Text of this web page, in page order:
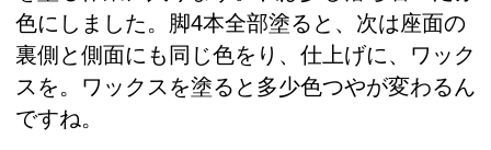
色にしました。脚4本全部塗ると、次は座面の
裏側と側面にも同じ色をり、仕上げに、ワック
スを。ワックスを塗ると多少色つやが変わるん
ですね。